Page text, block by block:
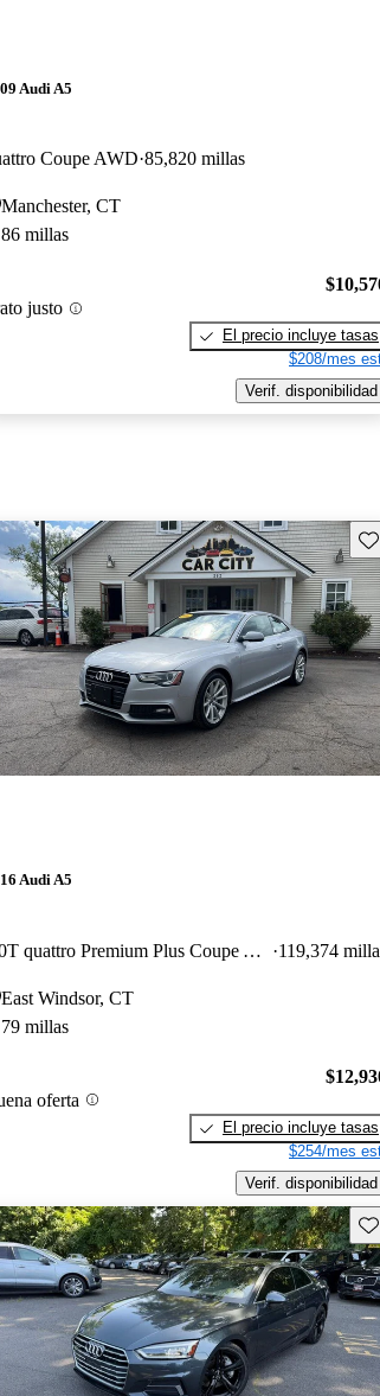
Audi A5
Coupe AWD 85,820 millas
Manchester, CT
86 millas
justo
El precio incluye tasas
$208/mes
Verif. disponibilidad
este Aviso
Audi A5
2.0T quattro Premium Plus Coupe AWD 119,374
East Windsor, CT
79 millas
oferta
El precio incluye tasas
$254/mes
Verif. disponibilidad
este Aviso